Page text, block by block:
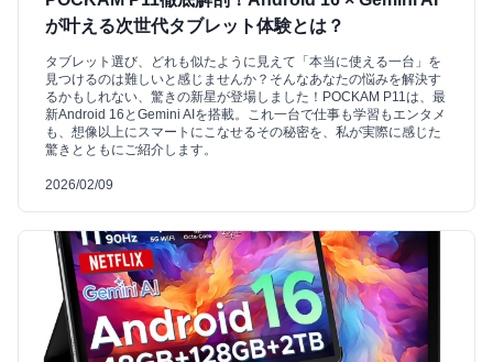
が叶える次世代タブレット体験とは？
タブレット選び、どれも似たように見えて「本当に使える一台」を
見つけるのは難しいと感じませんか？そんなあなたの悩みを解決す
るかもしれない、驚きの新星が登場しました！POCKAM P11は、最
新Android 16とGemini AIを搭載。これ一台で仕事も学習もエンタメ
も、想像以上にスマートにこなせるその秘密を、私が実際に感じた
驚きとともにご紹介します。
2026/02/09